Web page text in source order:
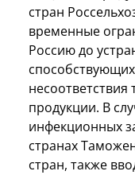
стран
временные
Россию до
несоответствия
продукции. В
инфекционных
странах
стран, также